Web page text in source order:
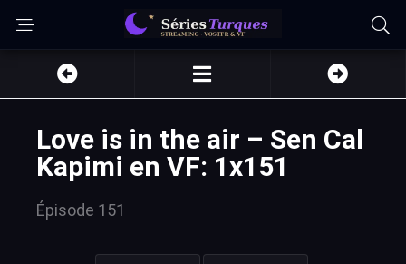
Love is in the air – Sen Cal
Kapimi en VF: 1x151
Épisode 151